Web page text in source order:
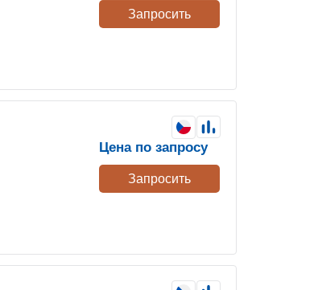
Запросить
Цена по запросу
Запросить